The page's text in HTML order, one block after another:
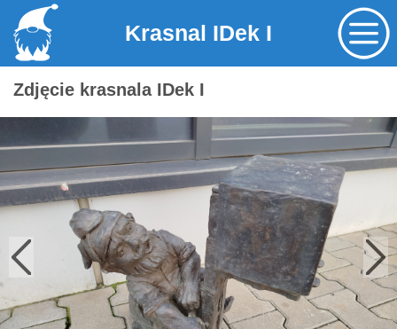
Krasnal IDek I
Zdjęcie krasnala IDek I